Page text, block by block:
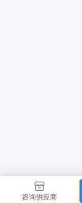
咨询供应商